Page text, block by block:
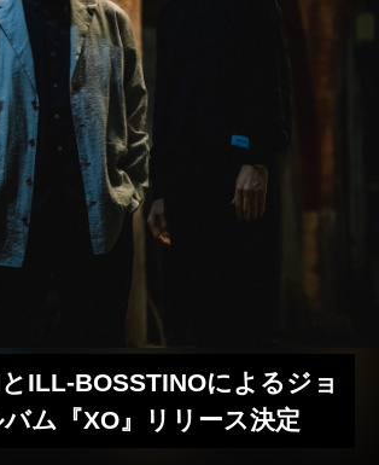
ILL-BOSSTINOによるジョ
ム『XO』リリース決定